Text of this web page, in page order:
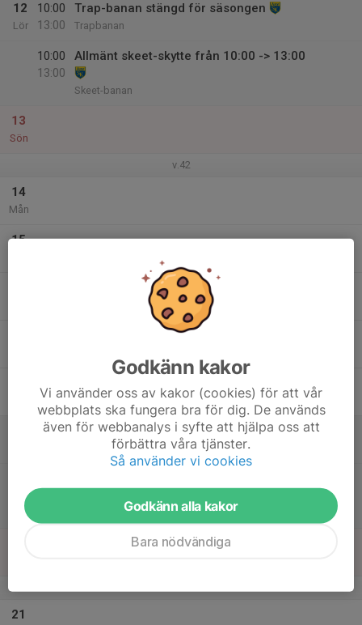
12
Lör
10:00
13:00
Trap-banan stängd för säsongen
Trapbanan
10:00
13:00
Allmänt skeet-skytte från 10:00 -> 13:00
Skeet-banan
13
Sön
v.42
14
Mån
15
10:00
Trap-banan stängd för säsongen
Trapbanan
Skeet-banan
21
Godkänn kakor
Vi använder oss av kakor (cookies) för att vår
webbplats ska fungera bra för dig. De används
även för webbanalys i syfte att hjälpa oss att
förbättra våra tjänster.
Så använder vi cookies
Godkänn alla kakor
Bara nödvändiga